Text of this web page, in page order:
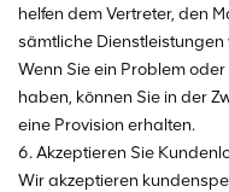
helfen dem Vertreter, den
sämtliche
Wenn Sie ein Problem
haben, können Sie in der
eine Provision erhalten.
6. Akzeptieren Sie
Wir akzeptieren